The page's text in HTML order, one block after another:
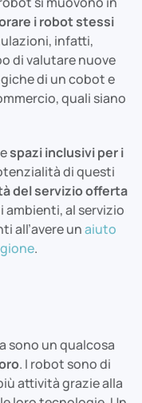
i robot stessi
infatti,
di valutare nuove
di un cobot e
quali siano
spazi inclusivi per i
di questi
del servizio offerta
ambienti, al servizio
all’avere unaiuto
.
sono un qualcosa
. I robot sono di
attività grazie alla